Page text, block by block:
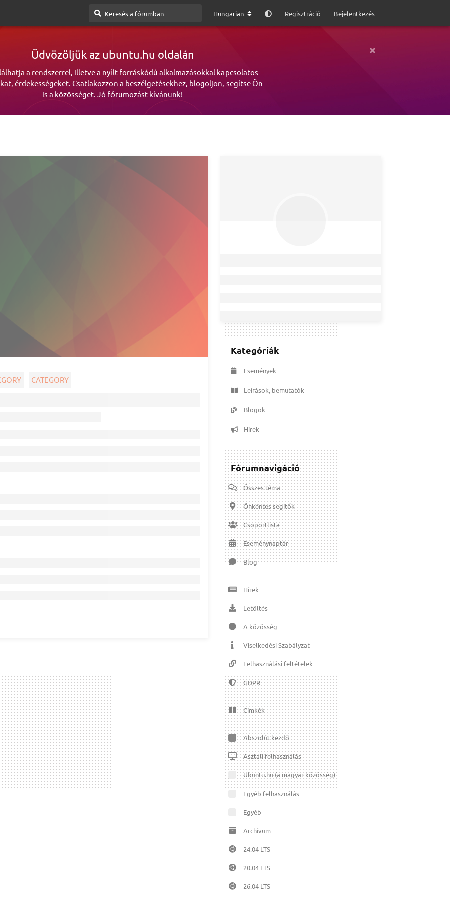
Hungarian Regisztráció Bejelentkezés
Üdvözöljük az ubuntu.hu oldalán
a rendszerrel, illetve a nyílt forráskódú alkalmazásokkal kapcsolatos
érdekességeket. Csatlakozzon a beszélgetésekhez, blogoljon, segítse Ön
is a közösséget. Jó fórumozást kívánunk!
CATEGORY
Kategóriák
Események
Leírások, bemutatók
Blogok
Hírek
Fórumnavigáció
Összes téma
Önkéntes segítők
Csoportlista
Eseménynaptár
Blog
Hírek
Letöltés
A közösség
Viselkedési Szabályzat
Felhasználási feltételek
GDPR
Címkék
Abszolút kezdő
Asztali felhasználás
Ubuntu.hu (a magyar közösség)
Egyéb felhasználás
Egyéb
Archívum
24.04 LTS
20.04 LTS
26.04 LTS